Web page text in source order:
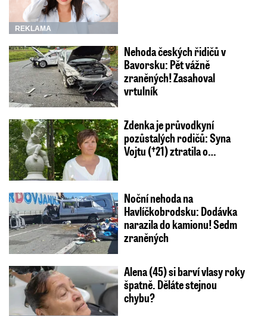
REKLAMA
Nehoda českých řidičů v
Bavorsku: Pět vážně
zraněných! Zasahoval
vrtulník
Zdenka je průvodkyní
pozůstalých rodičů: Syna
Vojtu (†21) ztratila o…
Noční nehoda na
Havlíčkobrodsku: Dodávka
narazila do kamionu! Sedm
zraněných
Alena (45) si barví vlasy roky
špatně. Děláte stejnou
chybu?